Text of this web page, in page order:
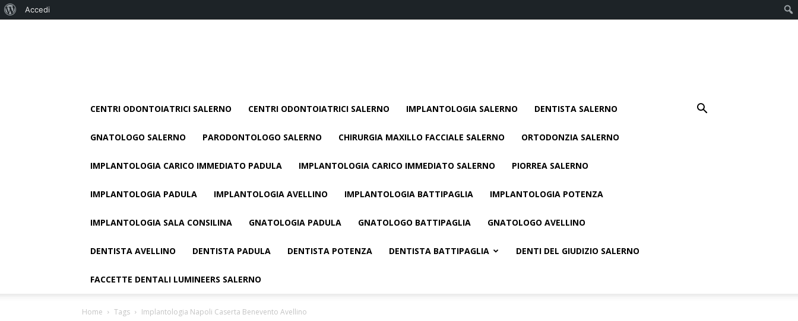
CENTRI ODONTOIATRICI SALERNO CENTRI ODONTOIATRICI SALERNO IMPLANTOLOGIA SALERNO DENTISTA SALERNO
GNATOLOGO SALERNO PARODONTOLOGO SALERNO CHIRURGIA MAXILLO FACCIALE SALERNO ORTODONZIA SALERNO
IMPLANTOLOGIA CARICO IMMEDIATO PADULA IMPLANTOLOGIA CARICO IMMEDIATO SALERNO PIORREA SALERNO
IMPLANTOLOGIA PADULA IMPLANTOLOGIA AVELLINO IMPLANTOLOGIA BATTIPAGLIA IMPLANTOLOGIA POTENZA
IMPLANTOLOGIA SALA CONSILINA GNATOLOGIA PADULA GNATOLOGO BATTIPAGLIA GNATOLOGO AVELLINO
DENTISTA AVELLINO DENTISTA PADULA DENTISTA POTENZA DENTISTA BATTIPAGLIA DENTI DEL GIUDIZIO SALERNO
FACCETTE DENTALI LUMINEERS SALERNO
Home Tags Implantologia Napoli Caserta Benevento Avellino
Informazioni
Accedi